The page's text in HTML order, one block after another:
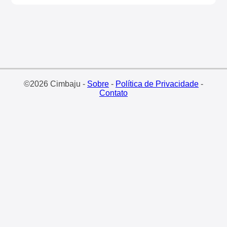
©2026 Cimbaju - Sobre- Política de Privacidade-
Contato